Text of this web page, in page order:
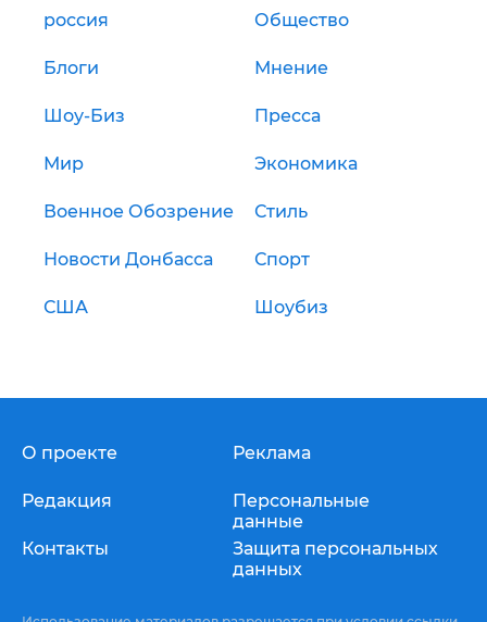
россия Общество
Блоги Мнение
Шоу-Биз Пресса
Мир Экономика
Военное Обозрение Стиль
Новости Донбасса Спорт
США Шоубиз
О проекте
Редакция
Контакты
Реклама
Персональные
данные
Защита персональных
данных